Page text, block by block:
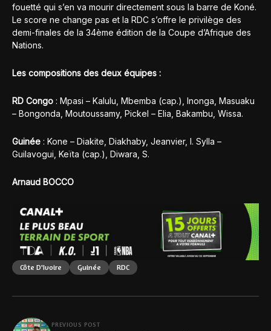
fouetté qui s’en va mourir directement sous la barre de Koné.
Le score ne change pas et la RDC s’offre le privilège des
demi-finales de la 34ème édition de la Coupe d’Afrique des
Nations.
Les compositions des deux équipes :
RD Congo : Mpasi – Kalulu, Mbemba (cap.), Inonga, Masuaku
– Bongonda, Moutoussamy, Pickel – Elia, Bakambu, Wissa.
Guinée : Kone – Diakite, Diakhaby, Jeanvier, I. Sylla –
Guilavogui, Keïta (cap.), Diwara, S.
Arnaud BOCCO
Côte D'Ivoire Guinée RDC
PREVIOUS POST